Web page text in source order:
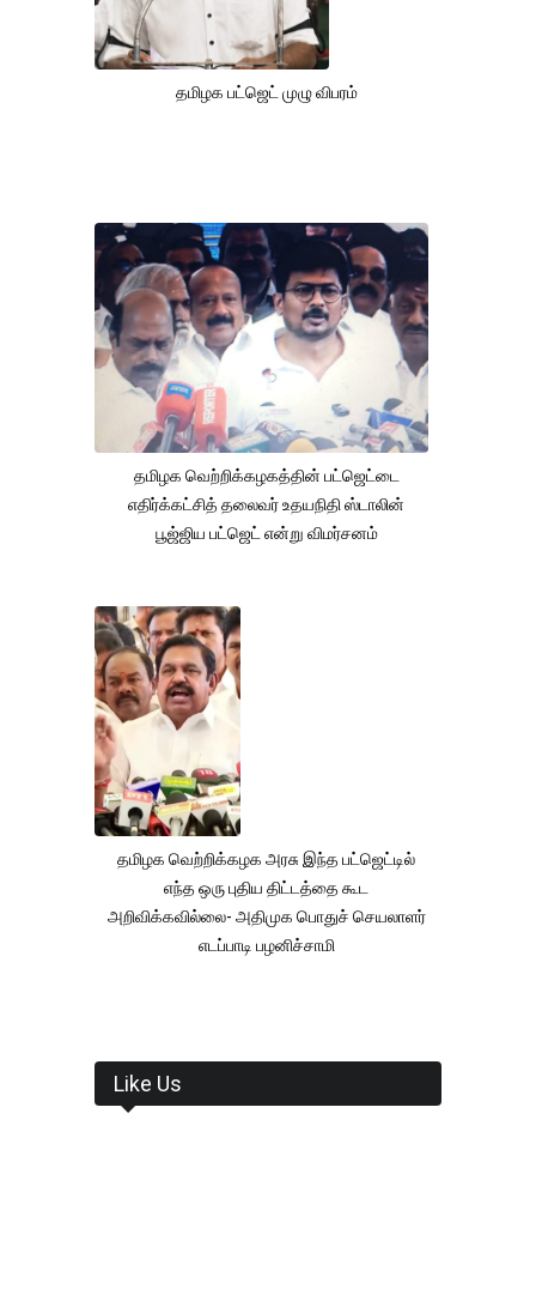
தமிழக பட்ஜெட் முழு விபரம்
தமிழக வெற்றிக்கழகத்தின் பட்ஜெட்டை
எதிர்க்கட்சித் தலைவர் உதயநிதி ஸ்டாலின்
பூஜ்ஜிய பட்ஜெட் என்று விமர்சனம்
தமிழக வெற்றிக்கழக அரசு இந்த பட்ஜெட்டில்
எந்த ஒரு புதிய திட்டத்தை கூட
அறிவிக்கவில்லை- அதிமுக பொதுச் செயலாளர்
எடப்பாடி பழனிச்சாமி
Like Us